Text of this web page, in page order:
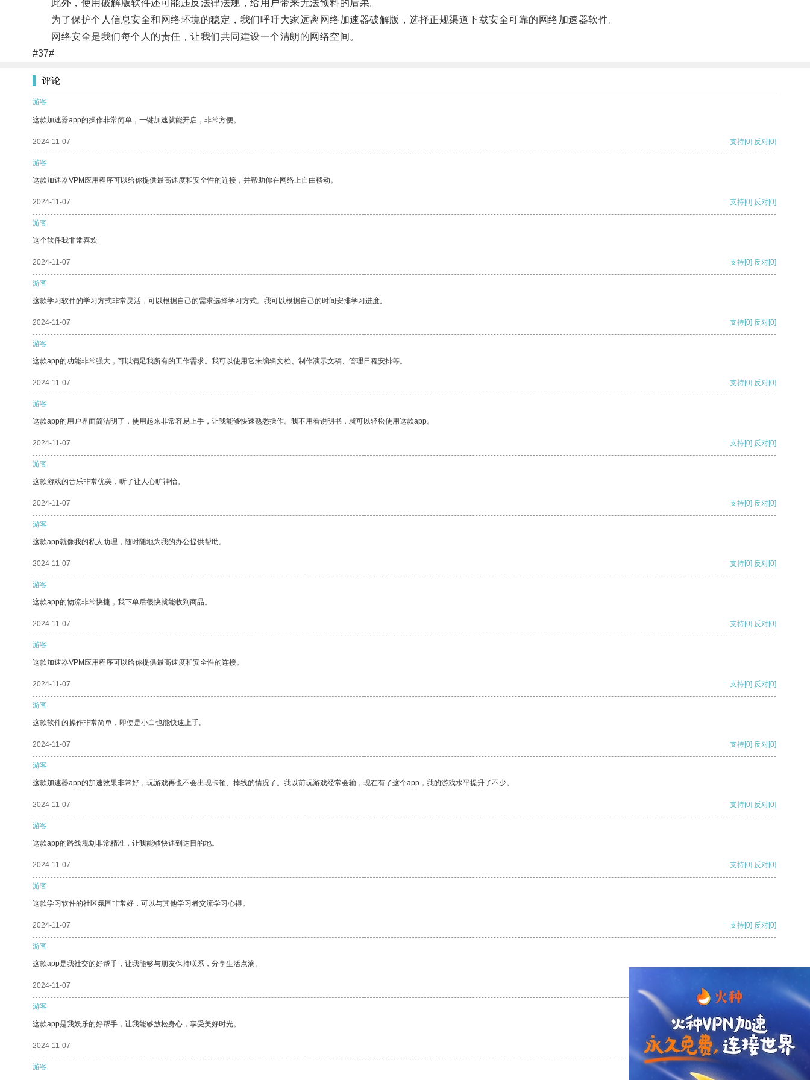
此外，使用破解版软件还可能违反法律法规，给用户带来无法预料的后果。
为了保护个人信息安全和网络环境的稳定，我们呼吁大家远离网络加速器破解版，选择正规渠道下载安全可靠的网络加速器软件。
网络安全是我们每个人的责任，让我们共同建设一个清朗的网络空间。
#37#
评论
游客
这款加速器app的操作非常简单，一键加速就能开启，非常方便。
2024-11-07 支持[0] 反对[0]
游客
这款加速器VPM应用程序可以给你提供最高速度和安全性的连接，并帮助你在网络上自由移动。
2024-11-07 支持[0] 反对[0]
游客
这个软件我非常喜欢
2024-11-07 支持[0] 反对[0]
游客
这款学习软件的学习方式非常灵活，可以根据自己的需求选择学习方式。我可以根据自己的时间安排学习进度。
2024-11-07 支持[0] 反对[0]
游客
这款app的功能非常强大，可以满足我所有的工作需求。我可以使用它来编辑文档、制作演示文稿、管理日程安排等。
2024-11-07 支持[0] 反对[0]
游客
这款app的用户界面简洁明了，使用起来非常容易上手，让我能够快速熟悉操作。我不用看说明书，就可以轻松使用这款app。
2024-11-07 支持[0] 反对[0]
游客
这款游戏的音乐非常优美，听了让人心旷神怡。
2024-11-07 支持[0] 反对[0]
游客
这款app就像我的私人助理，随时随地为我的办公提供帮助。
2024-11-07 支持[0] 反对[0]
游客
这款app的物流非常快捷，我下单后很快就能收到商品。
2024-11-07 支持[0] 反对[0]
游客
这款加速器VPM应用程序可以给你提供最高速度和安全性的连接。
2024-11-07 支持[0] 反对[0]
游客
这款软件的操作非常简单，即使是小白也能快速上手。
2024-11-07 支持[0] 反对[0]
游客
这款加速器app的加速效果非常好，玩游戏再也不会出现卡顿、掉线的情况了。我以前玩游戏经常会输，现在有了这个app，我的游戏水平提升了不少。
2024-11-07 支持[0] 反对[0]
游客
这款app的路线规划非常精准，让我能够快速到达目的地。
2024-11-07 支持[0] 反对[0]
游客
这款学习软件的社区氛围非常好，可以与其他学习者交流学习心得。
2024-11-07 支持[0] 反对[0]
游客
这款app是我社交的好帮手，让我能够与朋友保持联系，分享生活点滴。
2024-11-07
游客
这款app是我娱乐的好帮手，让我能够放松身心，享受美好时光。
2024-11-07 支持 [0] 反对[0]
游客